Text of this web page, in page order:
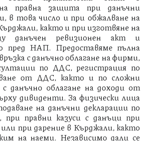
правна защита при данъчни
в това число и при обжалване на
както и при изготвяне на
данъчен ревизионен акт и
пред НАП. Предоставяме пълна
с данъчно облагане на фирми,
по ДДС, регистрация по
от ДДС, както и по сложни
с данъчно облагане на доходи от
дивиденти. За физически лица
на данъчни декларации по
правни казуси с данъци при
при дарение в Кърджали, както
на наеми. Независимо дали се